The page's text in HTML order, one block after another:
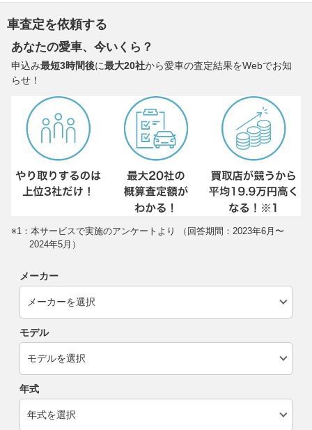
車査定を依頼する
あなたの愛車、今いくら？
申込み最短3時間後に最大20社から愛車の査定結果をWebでお知
らせ！
※1：本サービスで実施のアンケートより （回答期間：2023年6月〜
2024年5月）
メーカー
モデル
年式